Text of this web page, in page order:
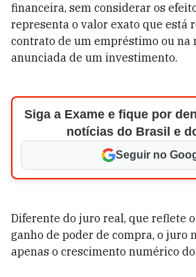
financeira, sem considerar os
representa o valor exato que está
contrato de um empréstimo ou na
anunciada de um investimento.
Siga a Exame e fique por
notícias do Brasil e
Seguir no
Diferente do juro real, que reflete
ganho de poder de compra, o juro
apenas o crescimento numérico